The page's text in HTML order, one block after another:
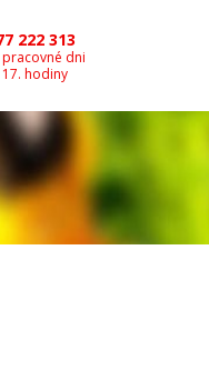
222 313
dni
hodiny